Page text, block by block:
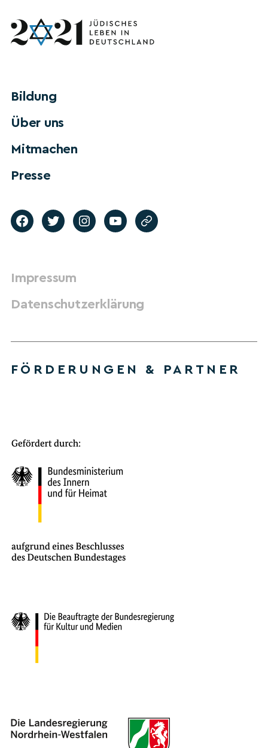
Bildung
Über uns
Mitmachen
Presse
Impressum
Datenschutzerklärung
FÖRDERUNGEN & PARTNER